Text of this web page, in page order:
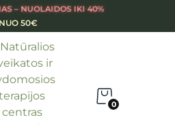
– NUOLAIDOS IKI 40%
50€
0